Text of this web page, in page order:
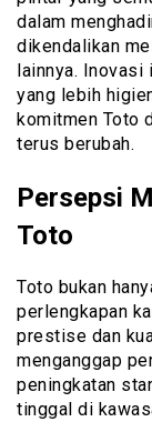
dalam
dikendalikan
lainnya. Inovasi
yang lebih
komitmen Toto
terus berubah.
Persepsi
Toto
Toto bukan
perlengkapan
prestise dan
menganggap
peningkatan
tinggal di